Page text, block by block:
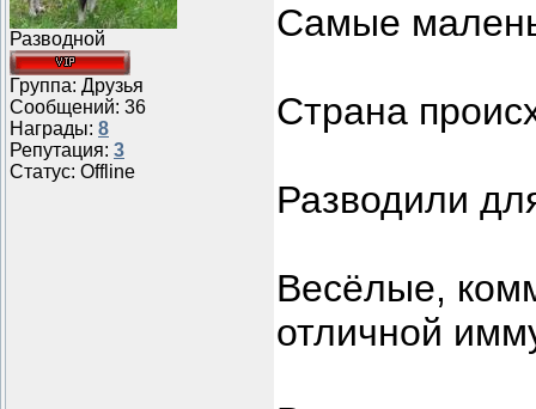
Разводной
Группа: Друзья
Сообщений: 36
Награды: 8
Репутация: 3
Статус: Offline
Самые
Страна
Разводили
Весёлые,
отличной